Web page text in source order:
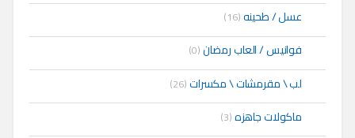
عسل / طحينه(16)
فوانيس / العاب رمضان(0)
لب \ مقرمشات \ مكسرات(26)
ماكولات جاهزه(3)